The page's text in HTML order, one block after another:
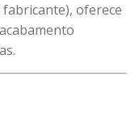
oferece